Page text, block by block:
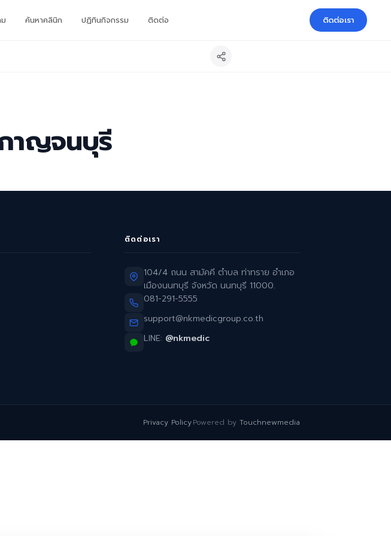
ค้นหาคลินิก ปฏิทินกิจกรรม ติดต่อ ติดต่อเรา
าญจนบุรี
ติดต่อเรา
104/4 ถนน สามัคคี ตำบล ท่าทราย อำเภอ
เมืองนนทบุรี จังหวัด นนทบุรี 11000.
081-291-5555
support@nkmedicgroup.co.th
LINE: @nkmedic
Privacy PolicyPowered by Touchnewmedia